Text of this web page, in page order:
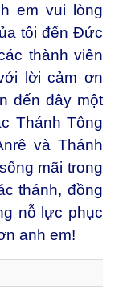
em vui lòng
tôi đến Đức
thành viên
lời cảm ơn
đến đây một
Thánh Tông
và Thánh
mãi trong
thánh, đồng
nỗ lực phục
anh em!